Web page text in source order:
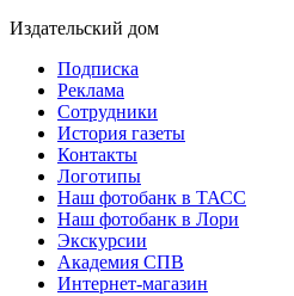
Издательский дом
Подписка
Реклама
Сотрудники
История газеты
Контакты
Логотипы
Наш фотобанк в ТАСС
Наш фотобанк в Лори
Экскурсии
Академия СПВ
Интернет-магазин